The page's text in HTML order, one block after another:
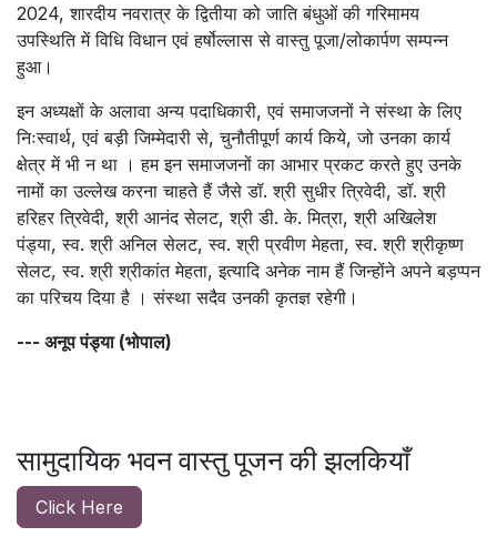
2024, शारदीय नवरात्र के द्वितीया को जाति बंधुओं की गरिमामय
उपस्थिति में विधि विधान एवं हर्षोल्लास से वास्तु पूजा/लोकार्पण सम्पन्न
हुआ।
इन अध्यक्षों के अलावा अन्य पदाधिकारी, एवं समाजजनों ने संस्था के लिए
निःस्वार्थ, एवं बड़ी जिम्मेदारी से, चुनौतीपूर्ण कार्य किये, जो उनका कार्य
क्षेत्र में भी न था । हम इन समाजजनों का आभार प्रकट करते हुए उनके
नामों का उल्लेख करना चाहते हैं जैसे डॉ. श्री सुधीर त्रिवेदी, डॉ. श्री
हरिहर त्रिवेदी, श्री आनंद सेलट, श्री डी. के. मित्रा, श्री अखिलेश
पंड्या, स्व. श्री अनिल सेलट, स्व. श्री प्रवीण मेहता, स्व. श्री श्रीकृष्ण
सेलट, स्व. श्री श्रीकांत मेहता, इत्यादि अनेक नाम हैं जिन्होंने अपने बड़प्पन
का परिचय दिया है । संस्था सदैव उनकी कृतज्ञ रहेगी।
--- अनूप पंड्या (भोपाल)
सामुदायिक भवन वास्तु पूजन की झलकियाँ
Click Here